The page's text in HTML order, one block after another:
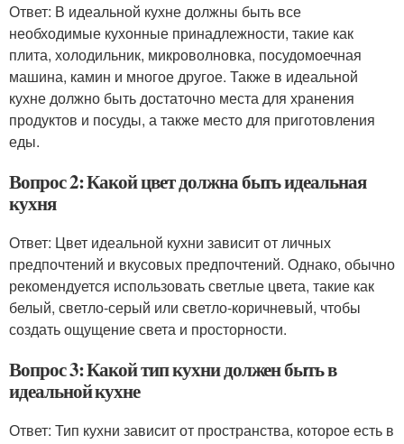
Ответ: В идеальной кухне должны быть все
необходимые кухонные принадлежности, такие как
плита, холодильник, микроволновка, посудомоечная
машина, камин и многое другое. Также в идеальной
кухне должно быть достаточно места для хранения
продуктов и посуды, а также место для приготовления
еды.
Вопрос 2: Какой цвет должна быть идеальная
кухня
Ответ: Цвет идеальной кухни зависит от личных
предпочтений и вкусовых предпочтений. Однако, обычно
рекомендуется использовать светлые цвета, такие как
белый, светло-серый или светло-коричневый, чтобы
создать ощущение света и просторности.
Вопрос 3: Какой тип кухни должен быть в
идеальной кухне
Ответ: Тип кухни зависит от пространства, которое есть в